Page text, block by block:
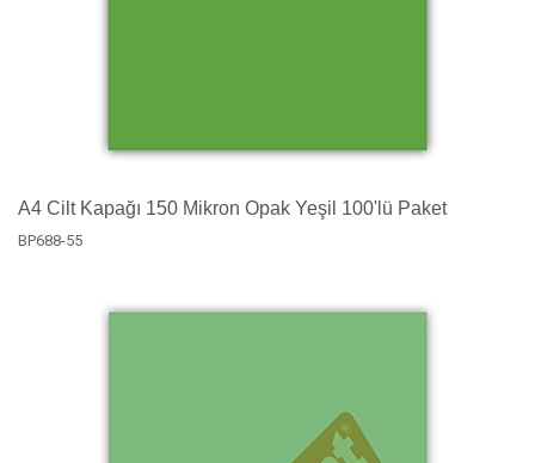
A4 Cilt Kapağı 150 Mikron Opak Yeşil 100'lü Paket
BP688-55